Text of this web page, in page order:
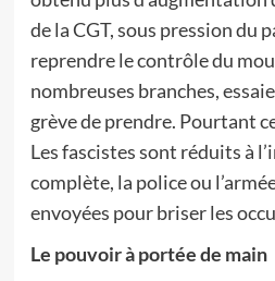
de la CGT, sous pression du
reprendre le contrôle du
nombreuses branches,
grève de prendre. Pourtant
Les fascistes sont réduits à
complète, la police ou
envoyées pour briser les
Le pouvoir à portée de main